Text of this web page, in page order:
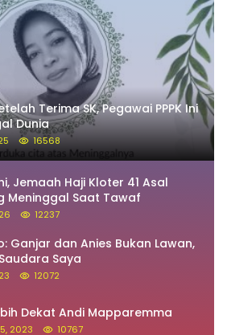
Ganjar dan Anies Bukan Lawan,
Saudara Saya
12072
Dekat Andi Mapparemma
2023 10767
Publica: Elektabilitas Prabowo
dan Anies Seiring
Jamaah Haji Asal Soppeng
Dunia
9509